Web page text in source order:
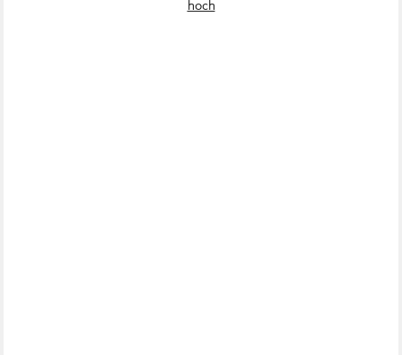
hoch